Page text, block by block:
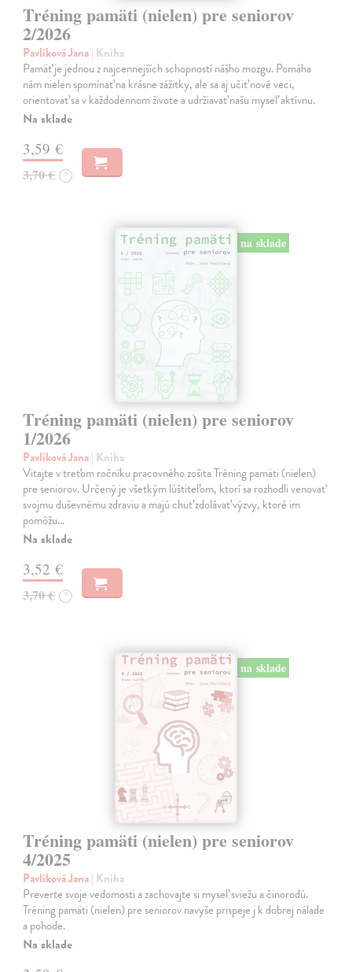
Tréning pamäti (nielen) pre seniorov
2/2026
Pavlíková Jana| Kniha
Pamäť je jednou z najcennejších schopností nášho mozgu. Pomáha
nám nielen spomínať na krásne zážitky, ale sa aj učiť nové veci,
orientovať sa v každodennom živote a udržiavať našu myseľ aktívnu.
Na sklade
3,59 €
3,70 € ?
na sklade
Tréning pamäti (nielen) pre seniorov
1/2026
Pavlíková Jana| Kniha
Vitajte v treťom ročníku pracovného zošita Tréning pamäti (nielen)
pre seniorov. Určený je všetkým lúštiteľom, ktorí sa rozhodli venovať
svojmu duševnému zdraviu a majú chuť zdolávať výzvy, ktoré im
pomôžu…
Na sklade
3,52 €
3,70 € ?
na sklade
Tréning pamäti (nielen) pre seniorov
4/2025
Pavlíková Jana| Kniha
Preverte svoje vedomosti a zachovajte si myseľ sviežu a činorodú.
Tréning pamäti (nielen) pre seniorov navyše prispeje j k dobrej nálade
a pohode.
Na sklade